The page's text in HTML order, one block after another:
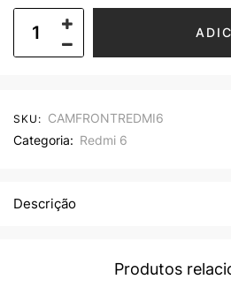
SKU: CAMFRONTREDMI6
Categoria: Redmi 6
Descrição
Produtos